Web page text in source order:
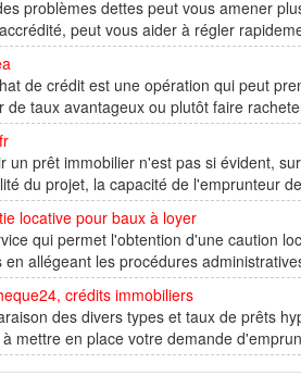
problèmes dettes peut vous amener
peut vous aider à régler
de crédit est une opération qui peut
de taux avantageux ou plutôt faire
un prêt immobilier n'est pas si évident,
du projet, la capacité de l'emprunteur
locative pour baux à loyer
qui permet l'obtention d'une caution
en allégeant les procédures
crédits immobiliers
des divers types et taux de prêts
mettre en place votre demande